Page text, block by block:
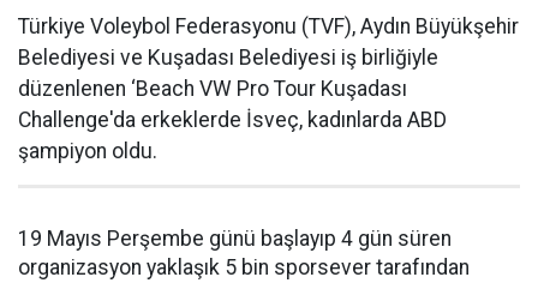
Türkiye Voleybol Federasyonu (TVF), Aydın Büyükşehir
Belediyesi ve Kuşadası Belediyesi iş birliğiyle
düzenlenen ‘Beach VW Pro Tour Kuşadası
Challenge'da erkeklerde İsveç, kadınlarda ABD
şampiyon oldu.
19 Mayıs Perşembe günü başlayıp 4 gün süren
organizasyon yaklaşık 5 bin sporsever tarafından